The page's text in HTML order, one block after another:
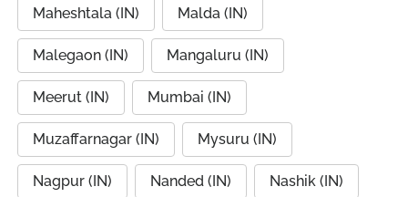
Maheshtala (IN) Malda (IN)
Malegaon (IN) Mangaluru (IN)
Meerut (IN) Mumbai (IN)
Muzaffarnagar (IN) Mysuru (IN)
Nagpur (IN) Nanded (IN) Nashik (IN)